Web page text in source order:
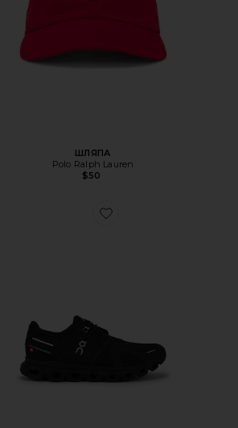
ШЛЯПА
Polo Ralph Lauren
$50
Favorite КРОССОВКИ CLOUD 6